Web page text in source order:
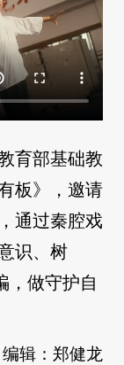
育部基础教
板》，邀请
通过秦腔戏
识、树
，做守护自
编辑：郑健龙